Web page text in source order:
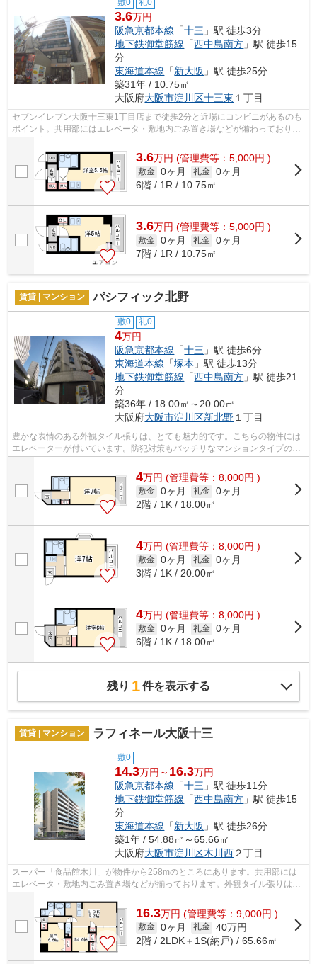
3.6万円
阪急京都本線 「十三 」駅 徒歩3分
地下鉄御堂筋線 「西中島南方 」駅 徒歩15
分
東海道本線 「新大阪 」駅 徒歩25分
築31年 / 10.75㎡
大阪府大阪市淀川区十三東 １丁目
セブンイレブン大阪十三東1丁目店まで徒歩2分と近場にコンビニがあるのも
ポイント。共用部にはエレベータ・敷地内ごみ置き場などが備わっておりと
ても充実しています。こちらの物件は...
3.6万円 (管理費等：5,000円 )
敷金 0ヶ月 礼金 0ヶ月
6階 / 1R / 10.75㎡
3.6万円 (管理費等：5,000円 )
敷金 0ヶ月 礼金 0ヶ月
7階 / 1R / 10.75㎡
賃貸 | マンション パシフィック北野
敷0 礼0
4万円
阪急京都本線 「十三 」駅 徒歩6分
東海道本線 「塚本 」駅 徒歩13分
地下鉄御堂筋線 「西中島南方 」駅 徒歩21
分
築36年 / 18.00㎡～20.00㎡
大阪府大阪市淀川区新北野 １丁目
豊かな表情のある外観タイル張りは、とても魅力的です。こちらの物件には
エレベーターが付いています。防犯対策もバッチリなマンションタイプの物
件です。風通しが良好なので、夏も涼...
4万円 (管理費等：8,000円 )
敷金 0ヶ月 礼金 0ヶ月
2階 / 1K / 18.00㎡
4万円 (管理費等：8,000円 )
敷金 0ヶ月 礼金 0ヶ月
3階 / 1K / 20.00㎡
4万円 (管理費等：8,000円 )
敷金 0ヶ月 礼金 0ヶ月
6階 / 1K / 18.00㎡
残り 1件を表示する
賃貸 | マンション ラフィネール大阪十三
敷0
14.3万円～ 16.3万円
阪急京都本線 「十三 」駅 徒歩11分
地下鉄御堂筋線 「西中島南方 」駅 徒歩15
分
東海道本線 「新大阪 」駅 徒歩26分
築1年 / 54.88㎡～65.66㎡
大阪府大阪市淀川区木川西２丁目
スーパー「食品館木川」が物件から258mのところにあります。共用部には
エレベータ・敷地内ごみ置き場などが揃っております。外観タイル張りは、
16.3万円 (管理費等：9,000円 )
敷金 0ヶ月 礼金 40万円
2階 / 2LDK＋1S(納戸) / 65.66㎡